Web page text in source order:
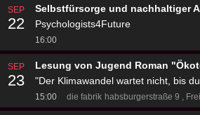
SEP
22
Selbstfürsorge und nachhaltiger
Psychologists4Future
16:00
SEP
23
Lesung von Jugend Roman
"Der Klimawandel wartet nicht, bis
15:00 die fabrik habsburgerstraße 9